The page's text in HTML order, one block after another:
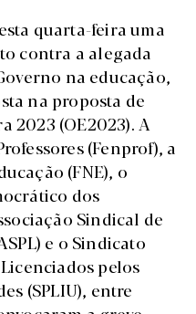
quarta-feira uma
contra a alegada
na educação,
na proposta de
2023 (OE2023). A
(Fenprof), a
(FNE), o
dos
Sindical de
e o Sindicato
pelos
(SPLIU), entre